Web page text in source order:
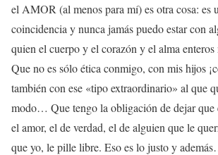
el AMOR (al menos para mí) es otra cosa: es
coincidencia y nunca jamás puedo estar con
quien el cuerpo y el corazón y el alma enteros
Que no es sólo ética conmigo, con mis hijos
también con ese «tipo extraordinario» al que
modo… Que tengo la obligación de dejar que
el amor, el de verdad, el de alguien que le
que yo, le pille libre. Eso es lo justo y